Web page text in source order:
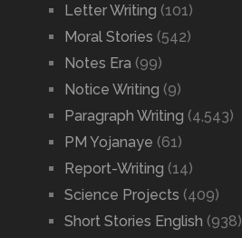
Letter Writing (101)
Moral Stories (542)
Notes Era (99)
Notice Writing (9)
Paragraph Writing (4,543)
PM Yojanaye (61)
Report-Writing (14)
Science Projects (409)
Short Stories English (938)